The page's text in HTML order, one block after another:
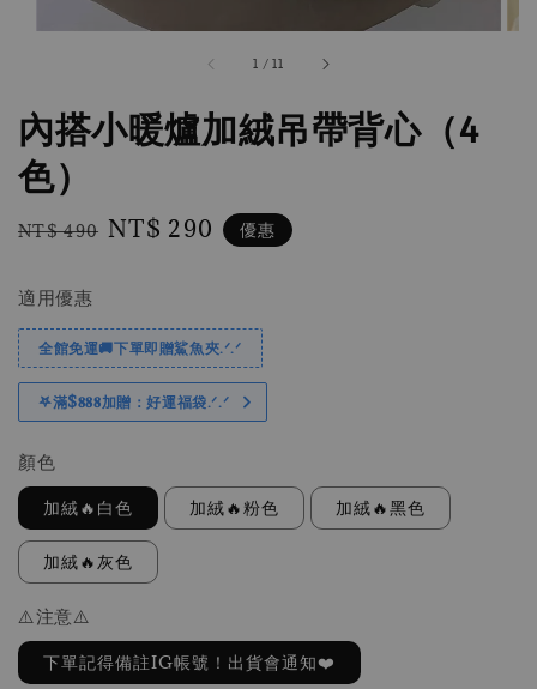
1 /11
內搭小暖爐加絨吊帶背心（4
色）
Regular
NT$ 490 Sale
NT$ 290 優惠
適用優惠
全館免運🚚下單即贈鯊魚夾.ᐟ.ᐟ
𖤐滿$𝟖𝟖𝟖加贈：好運福袋.ᐟ‪.ᐟ
顏色
加絨🔥白色 加絨🔥粉色 加絨🔥黑色
加絨🔥灰色
⚠️注意⚠️
下單記得備註IG帳號！出貨會通知❤️